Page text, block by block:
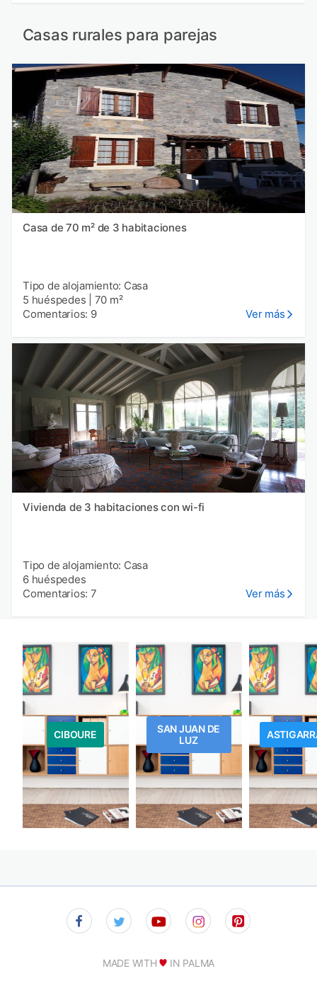
Casas rurales para parejas
Casa de 70 m² de 3 habitaciones
Tipo de alojamiento: Casa
5 huéspedes
70 m²
Comentarios: 9
Ver más
Vivienda de 3 habitaciones con wi-fi
Tipo de alojamiento: Casa
6 huéspedes
Comentarios: 7
Ver más
CIBOURE
SAN JUAN DE
LUZ
MADE WITH IN PALMA